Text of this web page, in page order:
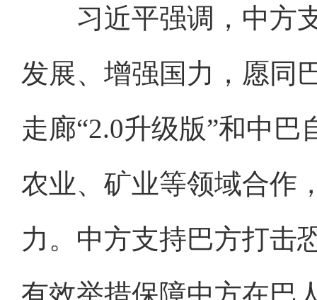
习近平强调，中方支
发展、增强国力，愿同
走廊“2.0升级版”和中
农业、矿业等领域合作
力。中方支持巴方打击